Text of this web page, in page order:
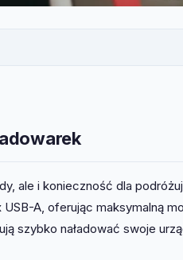
ale i konieczność dla
A, oferując maksymalną
szybko naładować swoje